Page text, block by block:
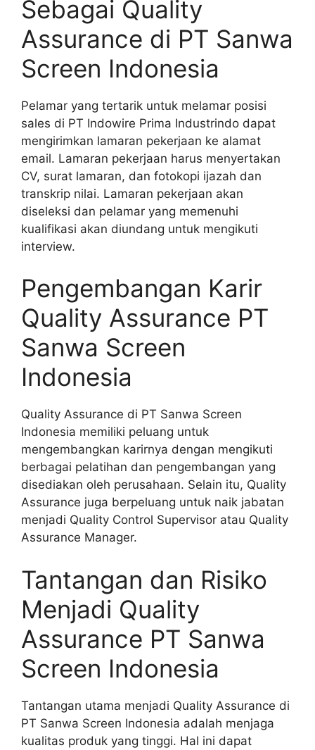
Sebagai Quality
Assurance di PT Sanwa
Screen Indonesia
Pelamar yang tertarik untuk melamar posisi
sales di PT Indowire Prima Industrindo dapat
mengirimkan lamaran pekerjaan ke alamat
email. Lamaran pekerjaan harus menyertakan
CV, surat lamaran, dan fotokopi ijazah dan
transkrip nilai. Lamaran pekerjaan akan
diseleksi dan pelamar yang memenuhi
kualifikasi akan diundang untuk mengikuti
interview.
Pengembangan Karir
Quality Assurance PT
Sanwa Screen
Indonesia
Quality Assurance di PT Sanwa Screen
Indonesia memiliki peluang untuk
mengembangkan karirnya dengan mengikuti
berbagai pelatihan dan pengembangan yang
disediakan oleh perusahaan. Selain itu, Quality
Assurance juga berpeluang untuk naik jabatan
menjadi Quality Control Supervisor atau Quality
Assurance Manager.
Tantangan dan Risiko
Menjadi Quality
Assurance PT Sanwa
Screen Indonesia
Tantangan utama menjadi Quality Assurance di
PT Sanwa Screen Indonesia adalah menjaga
kualitas produk yang tinggi. Hal ini dapat